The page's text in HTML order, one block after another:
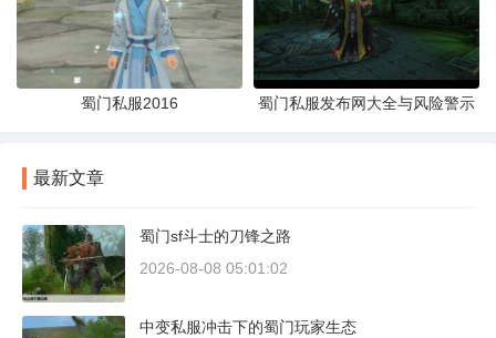
蜀门私服2016 蜀门私服发布网大全与风险警示
最新文章
蜀门sf斗士的刀锋之路
2026-08-08 05:01:02
中变私服冲击下的蜀门玩家生态